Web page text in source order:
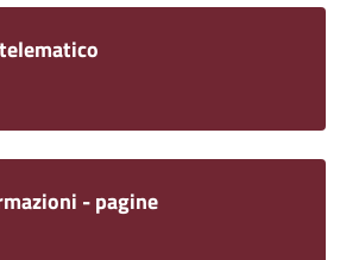
- pagine